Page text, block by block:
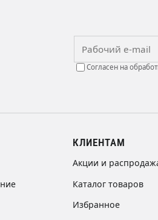
Согласен на
КЛИЕНТАМ
Акции и
Каталог товаров
Избранное